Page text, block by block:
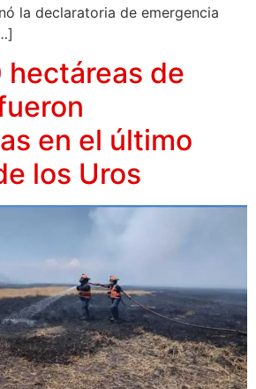
la declaratoria de emergencia
hectáreas de
en el último
los Uros